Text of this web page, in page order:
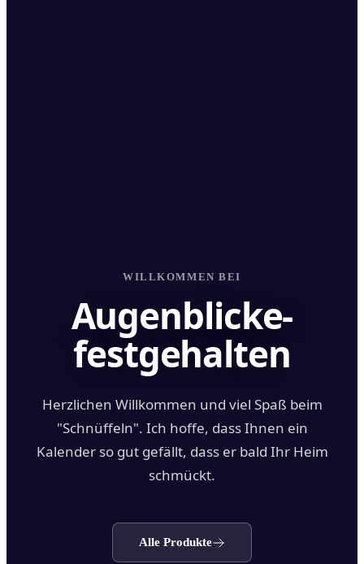
WILLKOMMEN BEI
Augenblicke-
festgehalten
Herzlichen Willkommen und viel Spaß beim
"Schnüffeln". Ich hoffe, dass Ihnen ein
Kalender so gut gefällt, dass er bald Ihr Heim
schmückt.
Alle Produkte